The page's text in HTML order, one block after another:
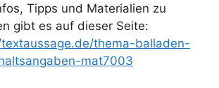
Tipps und Materialien zu
gibt es auf dieser Seite:
thema-balladen-
mat7003